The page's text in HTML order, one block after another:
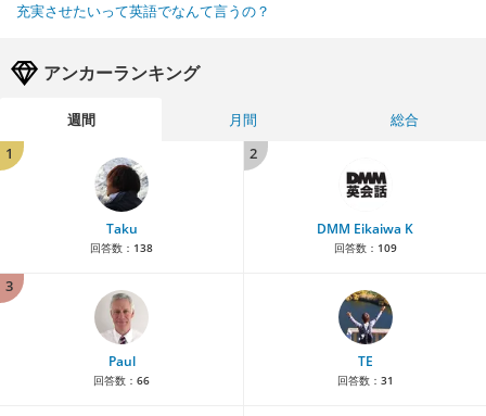
充実させたいって英語でなんて言うの？
アンカーランキング
週間 月間
総合
1
Taku
回答数： 138
2
DMM Eikaiwa K
回答数： 109
3
Paul
回答数： 66
TE
回答数： 31